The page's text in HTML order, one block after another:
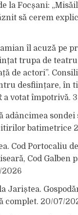
la Focșani:
să cerem
îl acuză pe
trupa de
de actori”.
desființare, în
a votat împotrivă.
adâncimea sondei
batimetrice
Cod Portocaliu
Cod Galben
2026
Jariștea.
complet. 20/07/